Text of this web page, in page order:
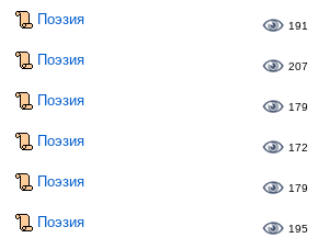
Поэзия 191
Поэзия 207
Поэзия 179
Поэзия 172
Поэзия 179
Поэзия 195